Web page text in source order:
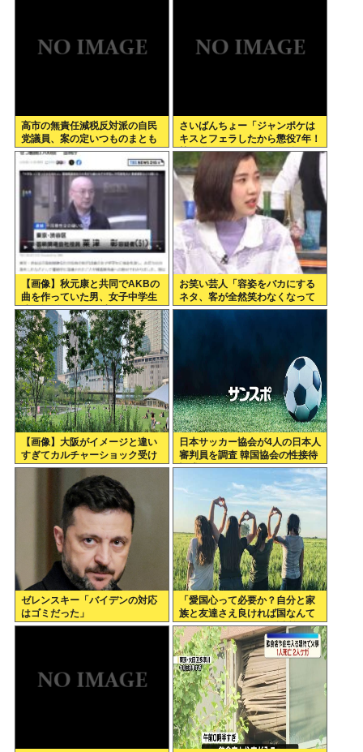
高市の無責任減税反対派の自民
党議員、案の定いつものまとも
なメンツだったwww
さいばんちょー「ジャンポケは
キスとフェラしたから懲役7年！
執行猶予なし！」←殺人並みに
重くて草
【画像】秋元康と共同でAKBの
曲を作っていた男、女子中学生
達と撮影した1700点のAVをネ
ットで販売していたwww
お笑い芸人「容姿をバカにする
ネタ、客が全然笑わなくなって
きた」
【画像】大阪がイメージと違い
すぎてカルチャーショック受け
てる
日本サッカー協会が4人の日本人
審判員を調査 韓国協会の性接待
疑惑で
ゼレンスキー「バイデンの対応
はゴミだった」
「愛国心って必要か？自分と家
族と友達さえ良ければ国なんて
どうでもいいじゃん。近所のコ
ンビニの方がまだ大切だわ」7万
いいね